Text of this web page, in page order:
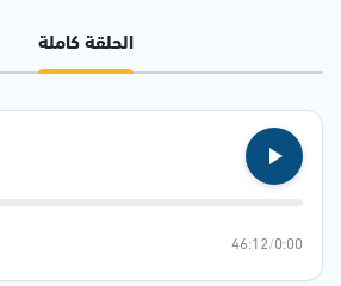
الحلقة كاملة
0:00
/
46:12